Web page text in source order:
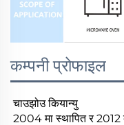
कम्पनी प्रोफाइल
चाउझोउ कियान्यु
2004 मा स्थापित र 2012